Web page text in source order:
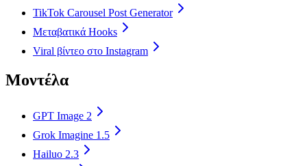
TikTok Carousel Post Generator
Μεταβατικά Hooks
Viral βίντεο στο Instagram
Μοντέλα
GPT Image 2
Grok Imagine 1.5
Hailuo 2.3